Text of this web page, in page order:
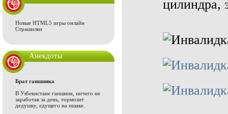
Новые HTML5 игры онлайн
Страшилки
Анекдоты
Брат гаишника
В Узбекистане гаишник, ничего не
заработав за день, тормозит
дедушку, едущего на ишаке.
цилиндра,